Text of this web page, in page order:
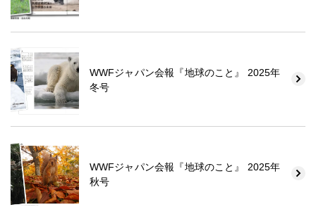
WWFジャパン会報『地球のこと』 2025年
冬号
WWFジャパン会報『地球のこと』 2025年
秋号